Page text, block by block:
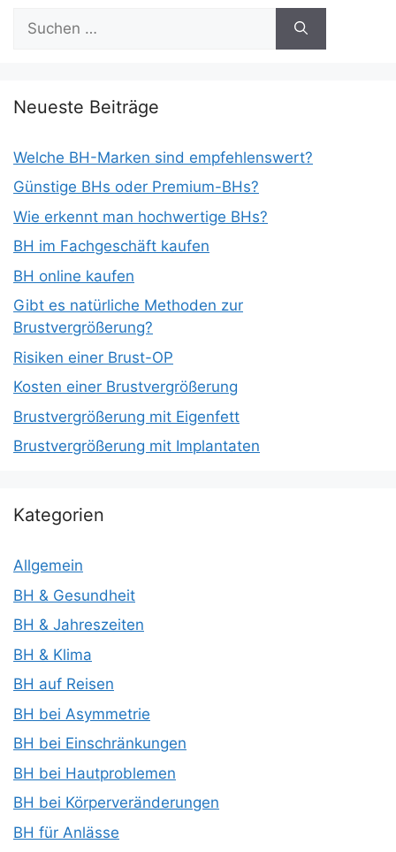
nach:
Neueste Beiträge
Welche BH-Marken sind empfehlenswert?
Günstige BHs oder Premium-BHs?
Wie erkennt man hochwertige BHs?
BH im Fachgeschäft kaufen
BH online kaufen
Gibt es natürliche Methoden zur
Brustvergrößerung?
Risiken einer Brust-OP
Kosten einer Brustvergrößerung
Brustvergrößerung mit Eigenfett
Brustvergrößerung mit Implantaten
Kategorien
Allgemein
BH & Gesundheit
BH & Jahreszeiten
BH & Klima
BH auf Reisen
BH bei Asymmetrie
BH bei Einschränkungen
BH bei Hautproblemen
BH bei Körperveränderungen
BH für Anlässe